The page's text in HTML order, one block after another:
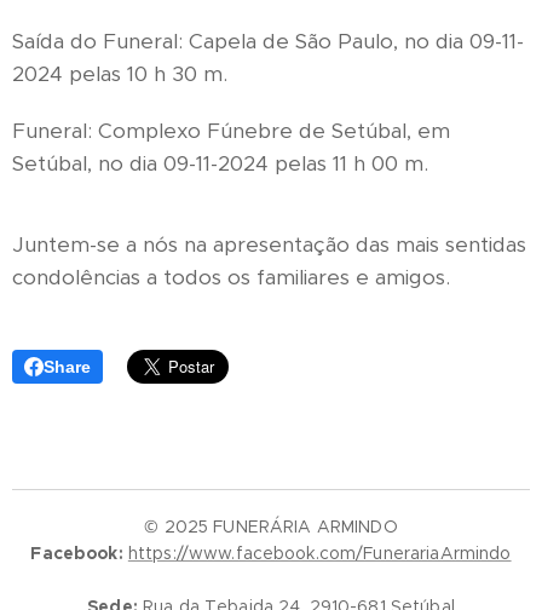
Saída do Funeral: Capela de São Paulo, no dia 09-11-
2024 pelas 10 h 30 m.
Funeral: Complexo Fúnebre de Setúbal, em
Setúbal, no dia 09-11-2024 pelas 11 h 00 m.
Juntem-se a nós na apresentação das mais sentidas
condolências a todos os familiares e amigos.
Share
© 2025 FUNERÁRIA ARMINDO
Facebook: https://www.facebook.com/FunerariaArmindo